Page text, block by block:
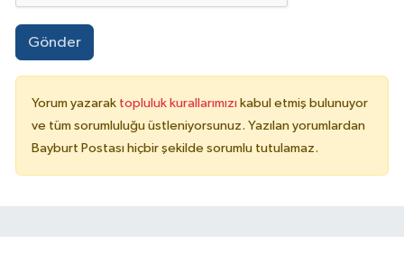
Gönder
Yorum yazarak topluluk kurallarımızı kabul etmiş bulunuyor
ve tüm sorumluluğu üstleniyorsunuz. Yazılan yorumlardan
Bayburt Postası hiçbir şekilde sorumlu tutulamaz.